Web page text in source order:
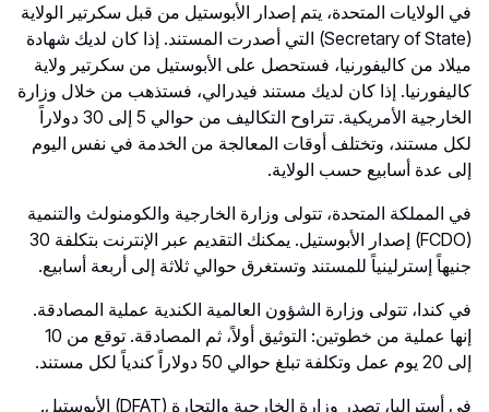
في الولايات المتحدة، يتم إصدار الأبوستيل من قبل سكرتير الولاية
(Secretary of State) التي أصدرت المستند. إذا كان لديك شهادة
ميلاد من كاليفورنيا، فستحصل على الأبوستيل من سكرتير ولاية
كاليفورنيا. إذا كان لديك مستند فيدرالي، فستذهب من خلال وزارة
الخارجية الأمريكية. تتراوح التكاليف من حوالي 5 إلى 30 دولاراً
لكل مستند، وتختلف أوقات المعالجة من الخدمة في نفس اليوم
إلى عدة أسابيع حسب الولاية.
في المملكة المتحدة، تتولى وزارة الخارجية والكومنولث والتنمية
(FCDO) إصدار الأبوستيل. يمكنك التقديم عبر الإنترنت بتكلفة 30
جنيهاً إسترلينياً للمستند وتستغرق حوالي ثلاثة إلى أربعة أسابيع.
في كندا، تتولى وزارة الشؤون العالمية الكندية عملية المصادقة.
إنها عملية من خطوتين: التوثيق أولاً، ثم المصادقة. توقع من 10
إلى 20 يوم عمل وتكلفة تبلغ حوالي 50 دولاراً كندياً لكل مستند.
في أستراليا، تصدر وزارة الخارجية والتجارة (DFAT) الأبوستيل.